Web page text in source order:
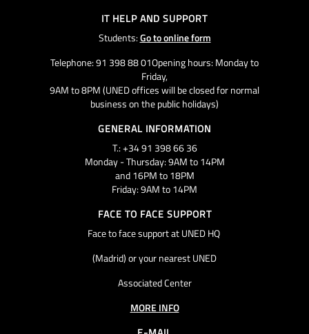
IT HELP AND SUPPORT
Students:Go to online form
Telephone: 91 398 88 01Opening hours: Monday to
Friday,
9AM to 8PM (UNED offices will be closed for normal
business on the public holidays)
GENERAL INFORMATION
T.: +34 91 398 66 36
Monday - Thursday: 9AM to 14PM
and 16PM to 18PM
Friday: 9AM to 14PM
FACE TO FACE SUPPORT
Face to face support at UNED HQ
(Madrid) or your nearest UNED
Associated Center
MORE INFO